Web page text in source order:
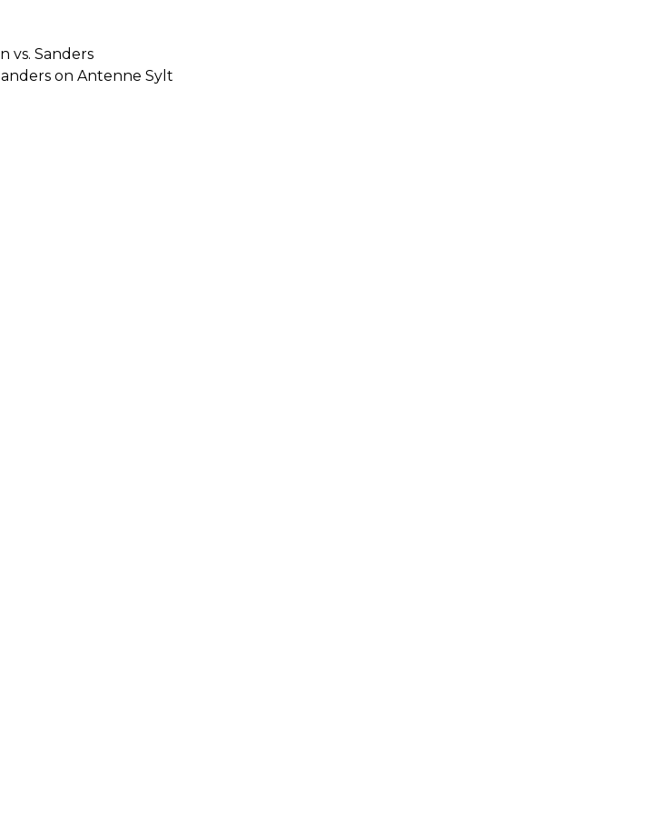
vs. Sanders
on Antenne Sylt